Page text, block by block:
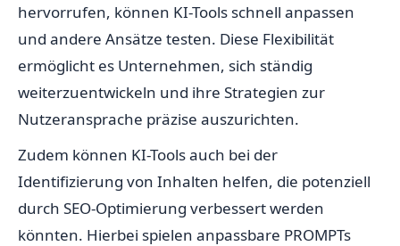
hervorrufen, können KI-Tools schnell anpassen
und andere Ansätze testen. Diese Flexibilität
ermöglicht es Unternehmen, sich ständig
weiterzuentwickeln und ihre Strategien zur
Nutzeransprache präzise auszurichten.
Zudem können KI-Tools auch bei der
Identifizierung von Inhalten helfen, die potenziell
durch SEO-Optimierung verbessert werden
könnten. Hierbei spielen anpassbare PROMPTs